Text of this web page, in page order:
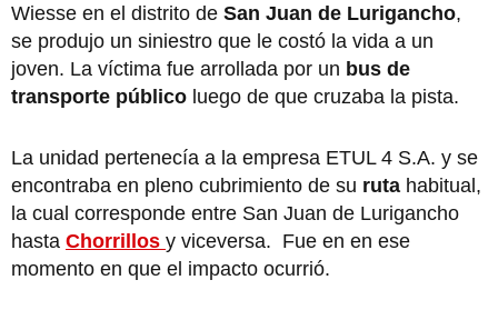
Wiesse en el distrito de San Juan de Lurigancho,
se produjo un siniestro que le costó la vida a un
joven. La víctima fue arrollada por un bus de
transporte público luego de que cruzaba la pista.
La unidad pertenecía a la empresa ETUL 4 S.A. y se
encontraba en pleno cubrimiento de su ruta habitual,
la cual corresponde entre San Juan de Lurigancho
hasta Chorrillos y viceversa. Fue en en ese
momento en que el impacto ocurrió.